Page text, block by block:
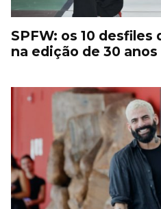
SPFW: os 10 desfiles
na edição de 30 anos